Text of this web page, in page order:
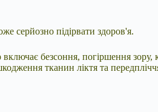
серйозно підірвати здоров'я.
безсоння, погіршення
тканин ліктя та